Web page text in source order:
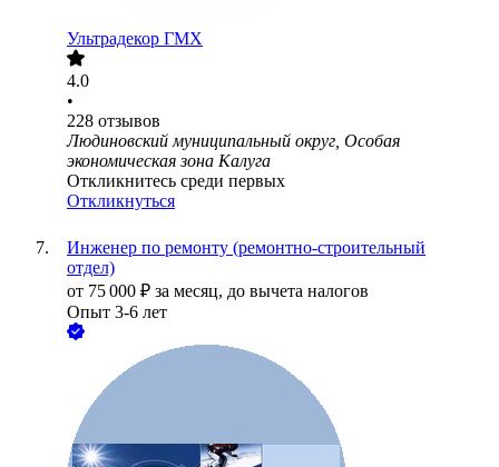
Ультрадекор ГМХ
4.0
•
228 отзывов
Людиновский муниципальный округ, Особая
экономическая зона Калуга
Откликнитесь среди первых
Откликнуться
Инженер по ремонту (ремонтно-строительный
отдел)
от 75 000 ₽ за месяц, до вычета налогов
Опыт 3-6 лет